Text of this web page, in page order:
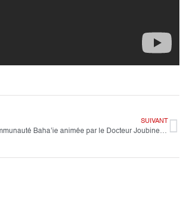
SUIVANT
Conférence sur la communauté Baha’ie animée par le Docteur Joubine Eslahpazir